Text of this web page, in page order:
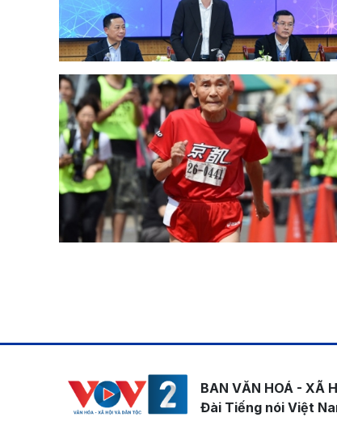
BAN VĂN HOÁ - XÃ
Đài Tiếng nói Việt